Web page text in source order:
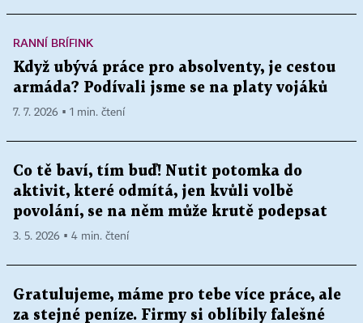
RANNÍ BRÍFINK
Když ubývá práce pro absolventy, je cestou
armáda? Podívali jsme se na platy vojáků
7. 7. 2026 ▪ 1 min. čtení
Co tě baví, tím buď! Nutit potomka do
aktivit, které odmítá, jen kvůli volbě
povolání, se na něm může krutě podepsat
3. 5. 2026 ▪ 4 min. čtení
Gratulujeme, máme pro tebe více práce, ale
za stejné peníze. Firmy si oblíbily falešné